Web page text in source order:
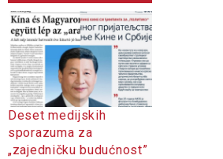
Deset medijskih
sporazuma za
„zajedničku budućnost”